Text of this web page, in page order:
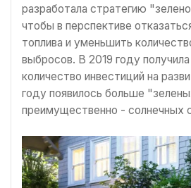
разработала стратегию
чтобы в перспективе
топлива и уменьшить
выбросов. В 2019 году
количество инвестиций на
году появилось больше
преимущественно - солнечных